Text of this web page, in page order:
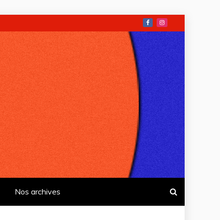
Nos archives